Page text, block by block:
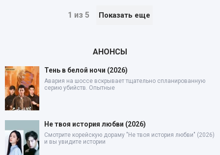
1 из 5 Показать еще
АНОНСЫ
Тень в белой ночи (2026)
Авария на шоссе вскрывает тщательно спланированную
серию убийств. Опытные
Не твоя история любви (2026)
Смотрите корейскую дораму "Не твоя история любви" (2026)
и вы увидите истории